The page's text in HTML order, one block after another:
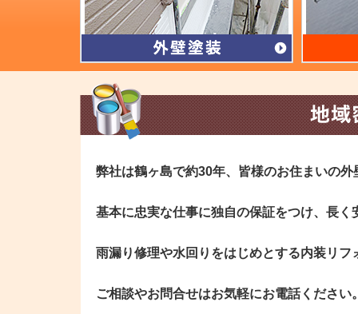
弊社は鶴ヶ島で約30年、皆様のお住まいの
基本に忠実な仕事に独自の保証をつけ、長
雨漏り修理や水回りをはじめとする内装リフ
ご相談やお問合せはお気軽にお電話ください